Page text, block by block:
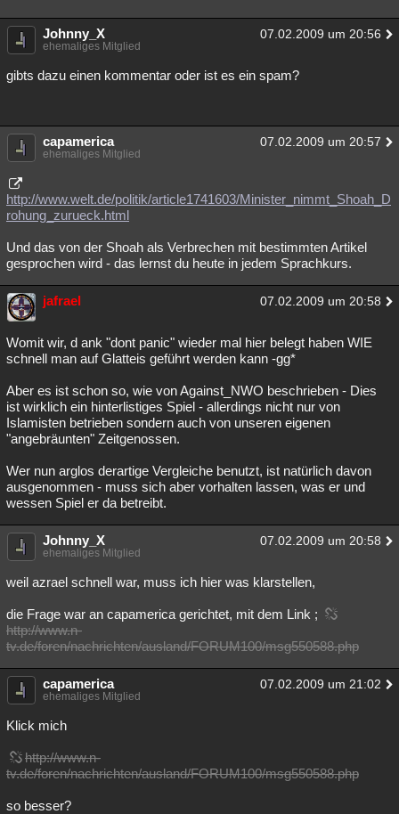
Johnny_X 07.02.2009 um 20:56
ehemaliges Mitglied
gibts dazu einen kommentar oder ist es ein spam?
capamerica 07.02.2009 um 20:57
ehemaliges Mitglied
http://www.welt.de/politik/article1741603/Minister_nimmt_Shoah_D
rohung_zurueck.html
Und das von der Shoah als Verbrechen mit bestimmten Artikel
gesprochen wird - das lernst du heute in jedem Sprachkurs.
jafrael 07.02.2009 um 20:58
Womit wir, d ank "dont panic" wieder mal hier belegt haben WIE
schnell man auf Glatteis geführt werden kann -gg*
Aber es ist schon so, wie von Against_NWO beschrieben - Dies
ist wirklich ein hinterlistiges Spiel - allerdings nicht nur von
Islamisten betrieben sondern auch von unseren eigenen
"angebräunten" Zeitgenossen.
Wer nun arglos derartige Vergleiche benutzt, ist natürlich davon
ausgenommen - muss sich aber vorhalten lassen, was er und
wessen Spiel er da betreibt.
Johnny_X 07.02.2009 um 20:58
ehemaliges Mitglied
weil azrael schnell war, muss ich hier was klarstellen,
die Frage war an capamerica gerichtet, mit dem Link ;
http://www.n-
tv.de/foren/nachrichten/ausland/FORUM100/msg550588.php
capamerica 07.02.2009 um 21:02
ehemaliges Mitglied
Klick mich
http://www.n-
tv.de/foren/nachrichten/ausland/FORUM100/msg550588.php
so besser?